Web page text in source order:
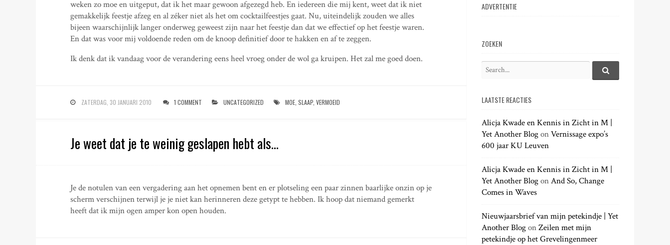
weken zo moe en uitgeput, dat ik het maar gewoon afgezegd heb. En iedereen die mij kent, weet dat ik niet
gemakkelijk feestje afzeg en al zéker niet als het om cocktailfeestjes gaat. Nu, uiteindelijk zouden we alles
bijeen waarschijnlijk langer onderweg geweest zijn naar het feestje dan dat we effectief op het feestje waren.
En dat was voor mij voldoende reden om de knoop definitief door te hakken en af te zeggen.
Ik denk dat ik vandaag voor de verandering eens heel vroeg onder de wol ga kruipen. Het zal me goed doen.
ZATERDAG, 30 JANUARI 2010 1 COMMENT UNCATEGORIZED MOE ,SLAAP ,VERMOEID
Je weet dat je te weinig geslapen hebt als…
Je de notulen van een vergadering aan het opnemen bent en er plotseling een paar zinnen baarlijke onzin op je
scherm verschijnen terwijl je je niet kan herinneren deze getypt te hebben. Ik hoop dat niemand gemerkt
heeft dat ik mijn ogen amper kon open houden.
ADVERTENTIE
ZOEKEN
r
h
f
o
:
S
h
.
LAATSTE REACTIES
Alicja Kwade en Kennis in Zicht in M |
Yet Another BlogonVernissage expo’s
600 jaar KU Leuven
Alicja Kwade en Kennis in Zicht in M |
Yet Another BlogonAnd So, Change
Comes in Waves
Nieuwjaarsbrief van mijn petekindje | Yet
Another BlogonZeilen met mijn
petekindje op het Grevelingenmeer